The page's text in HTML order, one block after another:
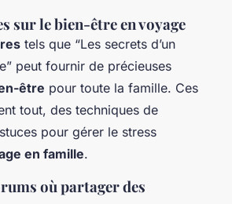
sur le bien-être en voyage
tels que “Les secrets d’un
peut fournir de précieuses
être pour toute la famille. Ces
tout, des techniques de
pour gérer le stress
en famille.
où partager des